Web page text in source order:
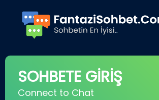
SOHBETE GİRİŞ
Connect to Chat